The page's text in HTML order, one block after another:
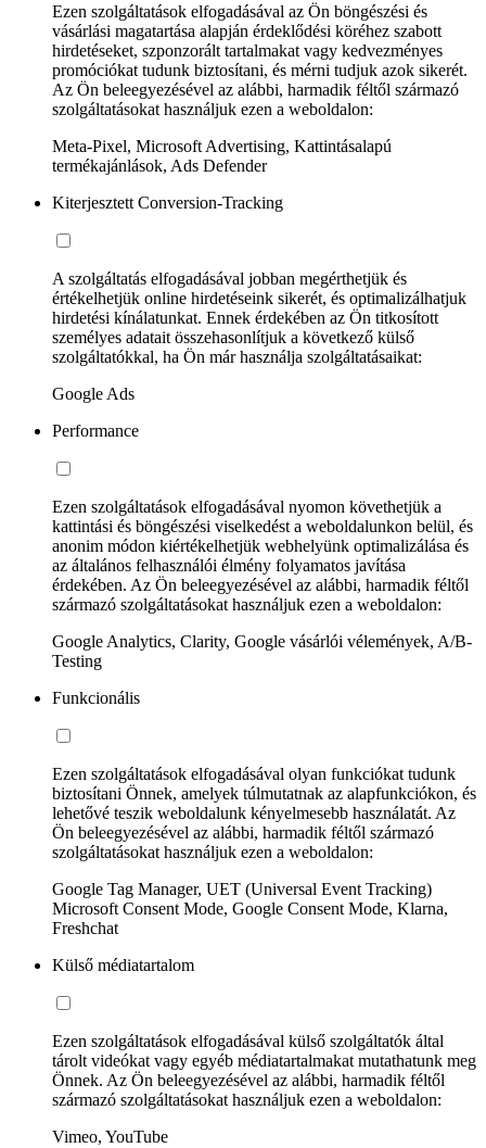
Ezen szolgáltatások elfogadásával az Ön böngészési és
vásárlási magatartása alapján érdeklődési köréhez szabott
hirdetéseket, szponzorált tartalmakat vagy kedvezményes
promóciókat tudunk biztosítani, és mérni tudjuk azok sikerét.
Az Ön beleegyezésével az alábbi, harmadik féltől származó
szolgáltatásokat használjuk ezen a weboldalon:
Meta-Pixel, Microsoft Advertising, Kattintásalapú
termékajánlások, Ads Defender
Kiterjesztett Conversion-Tracking
A szolgáltatás elfogadásával jobban megérthetjük és
értékelhetjük online hirdetéseink sikerét, és optimalizálhatjuk
hirdetési kínálatunkat. Ennek érdekében az Ön titkosított
személyes adatait összehasonlítjuk a következő külső
szolgáltatókkal, ha Ön már használja szolgáltatásaikat:
Google Ads
Performance
Ezen szolgáltatások elfogadásával nyomon követhetjük a
kattintási és böngészési viselkedést a weboldalunkon belül, és
anonim módon kiértékelhetjük webhelyünk optimalizálása és
az általános felhasználói élmény folyamatos javítása
érdekében. Az Ön beleegyezésével az alábbi, harmadik féltől
származó szolgáltatásokat használjuk ezen a weboldalon:
Google Analytics, Clarity, Google vásárlói vélemények, A/B-
Testing
Funkcionális
Ezen szolgáltatások elfogadásával olyan funkciókat tudunk
biztosítani Önnek, amelyek túlmutatnak az alapfunkciókon, és
lehetővé teszik weboldalunk kényelmesebb használatát. Az
Ön beleegyezésével az alábbi, harmadik féltől származó
szolgáltatásokat használjuk ezen a weboldalon:
Google Tag Manager, UET (Universal Event Tracking)
Microsoft Consent Mode, Google Consent Mode, Klarna,
Freshchat
Külső médiatartalom
Ezen szolgáltatások elfogadásával külső szolgáltatók által
tárolt videókat vagy egyéb médiatartalmakat mutathatunk meg
Önnek. Az Ön beleegyezésével az alábbi, harmadik féltől
származó szolgáltatásokat használjuk ezen a weboldalon:
Vimeo, YouTube